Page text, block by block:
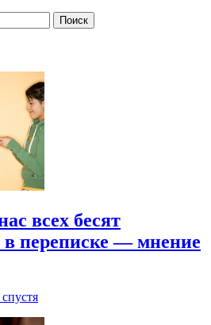
всех бесят
переписке — мнение